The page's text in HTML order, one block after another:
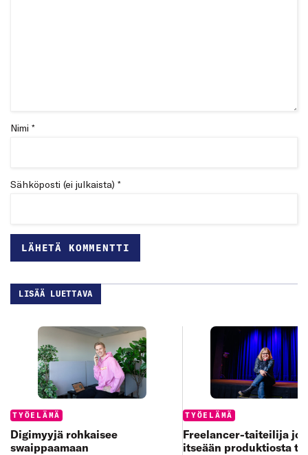
Nimi *
Sähköposti (ei julkaista) *
LISÄÄ LUETTAVA
Categories:
TYÖELÄMÄ
Digimyyjä rohkaisee
swaippaamaan
Categories:
TYÖELÄMÄ
Freelancer-taiteilija
itseään produktiosta